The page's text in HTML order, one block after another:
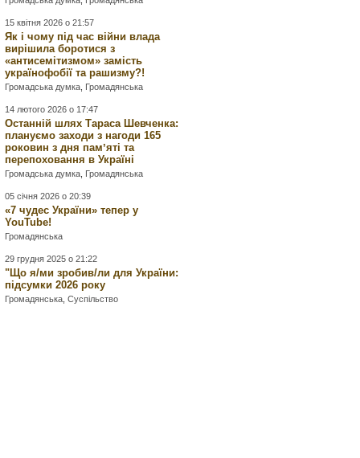
15 квітня 2026 о 21:57
Як і чому під час війни влада
вирішила боротися з
«антисемітизмом» замість
українофобії та рашизму?!
Громадська думка Громадянська
14 лютого 2026 о 17:47
Останній шлях Тараса Шевченка:
плануємо заходи з нагоди 165
роковин з дня памʼяті та
перепоховання в Україні
Громадська думка Громадянська
05 січня 2026 о 20:39
«7 чудес України» тепер у
YouTube!
Громадянська
29 грудня 2025 о 21:22
"Що я/ми зробив/ли для України:
підсумки 2026 року
Громадянська ,Суспільство